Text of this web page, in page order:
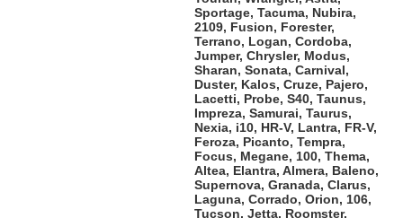
Sportage, Tacuma, Nubira,
2109, Fusion, Forester,
Terrano, Logan, Cordoba,
Jumper, Chrysler, Modus,
Sharan, Sonata, Carnival,
Duster, Kalos, Cruze, Pajero,
Lacetti, Probe, S40, Taunus,
Impreza, Samurai, Taurus,
Nexia, i10, HR-V, Lantra, FR-V,
Feroza, Picanto, Tempra,
Focus, Megane, 100, Thema,
Altea, Elantra, Almera, Baleno,
Supernova, Granada, Clarus,
Laguna, Corrado, Orion, 106,
Tucson, Jetta, Roomster,